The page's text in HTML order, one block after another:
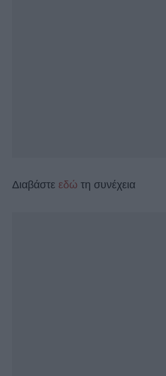
Διαβάστε εδώ τη συνέχεια